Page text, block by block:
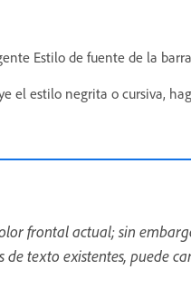
Estilo de fuente de la
el estilo negrita o cursiva,
frontal actual; sin
texto existentes, puede